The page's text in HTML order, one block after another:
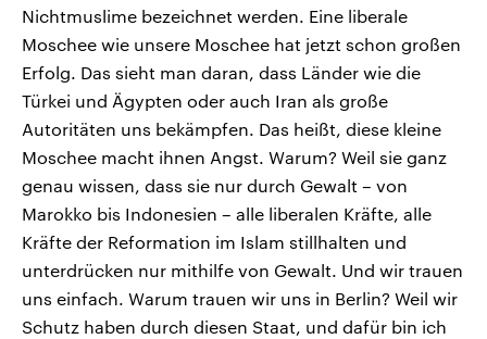
Nichtmuslime bezeichnet werden. Eine liberale
Moschee wie unsere Moschee hat jetzt schon großen
Erfolg. Das sieht man daran, dass Länder wie die
Türkei und Ägypten oder auch Iran als große
Autoritäten uns bekämpfen. Das heißt, diese kleine
Moschee macht ihnen Angst. Warum? Weil sie ganz
genau wissen, dass sie nur durch Gewalt – von
Marokko bis Indonesien – alle liberalen Kräfte, alle
Kräfte der Reformation im Islam stillhalten und
unterdrücken nur mithilfe von Gewalt. Und wir trauen
uns einfach. Warum trauen wir uns in Berlin? Weil wir
Schutz haben durch diesen Staat, und dafür bin ich